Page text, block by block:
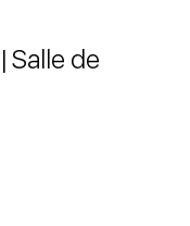
Salle de